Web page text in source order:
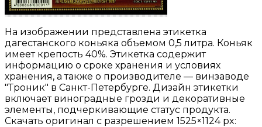
На изображении представлена этикетка
дагестанского коньяка объемом 0,5 литра. Коньяк
имеет крепость 40%. Этикетка содержит
информацию о сроке хранения и условиях
хранения, а также о производителе — винзаводе
"Троник" в Санкт-Петербурге. Дизайн этикетки
включает виноградные грозди и декоративные
элементы, подчеркивающие статус продукта.
Скачать оригинал с разрешением 1525×1124 px: